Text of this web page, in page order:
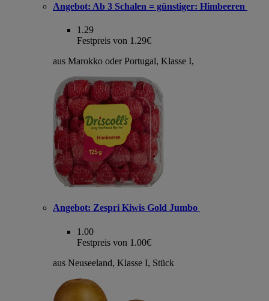
Angebot: Ab 3 Schalen = günstiger: Himbeeren
1.29
Festpreis von 1.29€
aus Marokko oder Portugal, Klasse I,
Angebot: Zespri Kiwis Gold Jumbo
1.00
Festpreis von 1.00€
aus Neuseeland, Klasse I, Stück